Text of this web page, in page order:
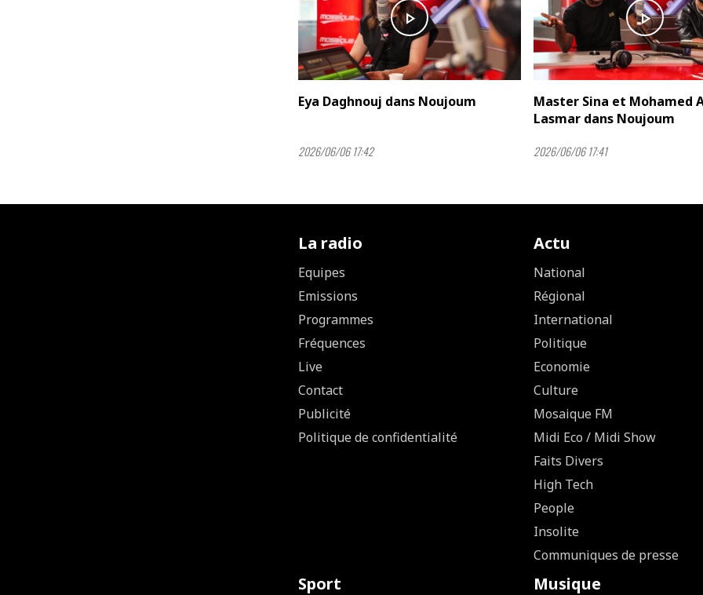
play_arrow
Eya Daghnouj dans Noujoum
2026/06/06 17:42
play_arrow
Master Sina et Mohamed
Lasmar dans Noujoum
2026/06/06 17:41
La radio
Equipes
Emissions
Programmes
Fréquences
Live
Contact
Publicité
Politique de confidentialité
Actu
National
Régional
International
Politique
Economie
Culture
Mosaique FM
Midi Eco / Midi Show
Faits Divers
High Tech
People
Insolite
Communiques de presse
Sport Musique